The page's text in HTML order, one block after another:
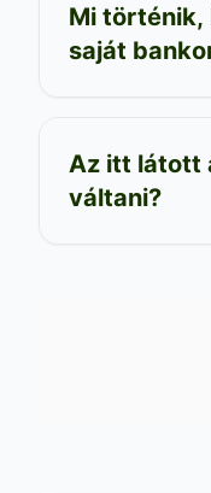
Mi történik,
saját
Az itt látott
váltani?